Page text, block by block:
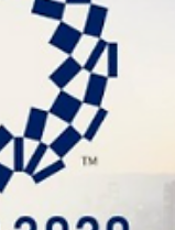
만원 이상인 가구 * 총급
금액 * 업종별 조정률) + 종교
소득금액 합계액, 직계존속
수!!) ② 가구별 총소..